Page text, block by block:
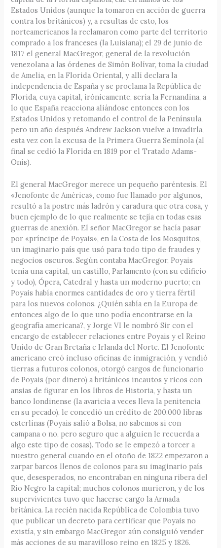
Estados Unidos (aunque la tomaron en acción de guerra
contra los británicos) y, a resultas de esto, los
norteamericanos la reclamaron como parte del territorio
comprado a los franceses (la Luisiana); el 29 de junio de
1817 el general MacGregor, general de la revolución
venezolana a las órdenes de Simón Bolívar, toma la ciudad
de Amelia, en la Florida Oriental, y allí declara la
independencia de España y se proclama la República de
Florida, cuya capital, irónicamente, sería la Fernandina, a
lo que España reacciona aliándose entonces con los
Estados Unidos y retomando el control de la Península,
pero un año después Andrew Jackson vuelve a invadirla,
esta vez con la excusa de la Primera Guerra Semínola (al
final se cedió la Florida en 1819 por el Tratado Adams-
Onís).
El general MacGregor merece un pequeño paréntesis. El
«Jenofonte de América», como fue llamado por algunos,
resultó a la postre más ladrón y caradura que otra cosa, y
buen ejemplo de lo que realmente se tejía en todas esas
guerras de anexión. El señor MacGregor se hacía pasar
por «príncipe de Poyais», en la Costa de los Mosquitos,
un imaginario país que usó para todo tipo de fraudes y
negocios oscuros. Según contaba MacGregor, Poyais
tenía una capital, un castillo, Parlamento (con su edificio
y todo), Ópera, Catedral y hasta un moderno puerto; en
Poyais había enormes cantidades de oro y tierra fértil
para los nuevos colonos. ¿Quién sabía en la Europa de
entonces algo de lo que uno podía encontrarse en la
geografía americana?, y Jorge VI le nombró Sir con el
encargo de establecer relaciones entre Poyais y el Reino
Unido de Gran Bretaña e Irlanda del Norte. El Jenofonte
americano creó incluso oficinas de inmigración, y vendió
tierras a futuros colonos, otorgó cargos de funcionario
de Poyais (por dinero) a británicos incautos y ricos con
ansias de figurar en los libros de Historia, y hasta un
banco londinense (la avaricia a veces lleva la penitencia
en su pecado), le concedió un crédito de 200.000 libras
esterlinas (Poyais salió a Bolsa, no sabemos si con
campana o no, pero seguro que a alguien le recuerda a
algo este tipo de cosas). Todo se le empezó a torcer a
nuestro general cuando en el otoño de 1822 empezaron a
zarpar barcos llenos de colonos para su imaginario país
que, desesperados, no encontraban en ninguna ribera del
Río Negro la capital; muchos colonos murieron, y de los
supervivientes tuvo que hacerse cargo la Armada
británica. La recién nacida República de Colombia tuvo
que publicar un decreto para certificar que Poyais no
existía, y sin embargo MacGregor aún consiguió vender
más acciones de su maravilloso reino en 1825 y 1826.